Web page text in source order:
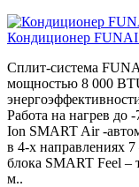
Кондиционер
Сплит-система
мощностью 8 000
Работа на нагрев до
Ion SMART Air -
в 4-х направлениях 7
блока SMART Feel –
м..